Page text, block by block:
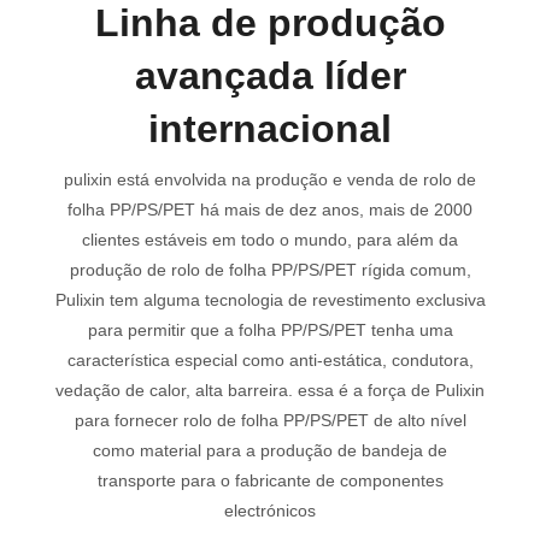
Linha de produção
avançada líder
internacional
pulixin está envolvida na produção e venda de rolo de
folha PP/PS/PET há mais de dez anos, mais de 2000
clientes estáveis em todo o mundo, para além da
produção de rolo de folha PP/PS/PET rígida comum,
Pulixin tem alguma tecnologia de revestimento exclusiva
para permitir que a folha PP/PS/PET tenha uma
característica especial como anti-estática, condutora,
vedação de calor, alta barreira. essa é a força de Pulixin
para fornecer rolo de folha PP/PS/PET de alto nível
como material para a produção de bandeja de
transporte para o fabricante de componentes
electrónicos